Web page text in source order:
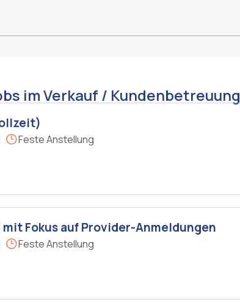
im Verkauf / Kundenbetreuung
Feste Anstellung
Fokus auf Provider-Anmeldungen
Feste Anstellung